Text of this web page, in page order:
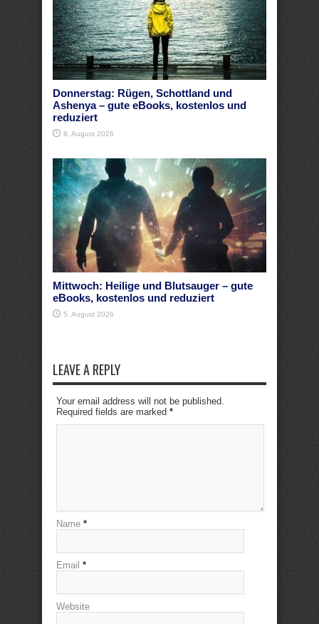
Donnerstag: Rügen, Schottland und
Ashenya – gute eBooks, kostenlos und
reduziert
6. August 2026
Mittwoch: Heilige und Blutsauger – gute
eBooks, kostenlos und reduziert
5. August 2026
LEAVE A REPLY
Your email address will not be published.
Required fields are marked *
Name *
Email *
Website